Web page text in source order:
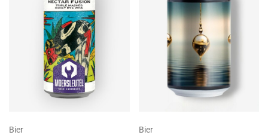
Bier Bier